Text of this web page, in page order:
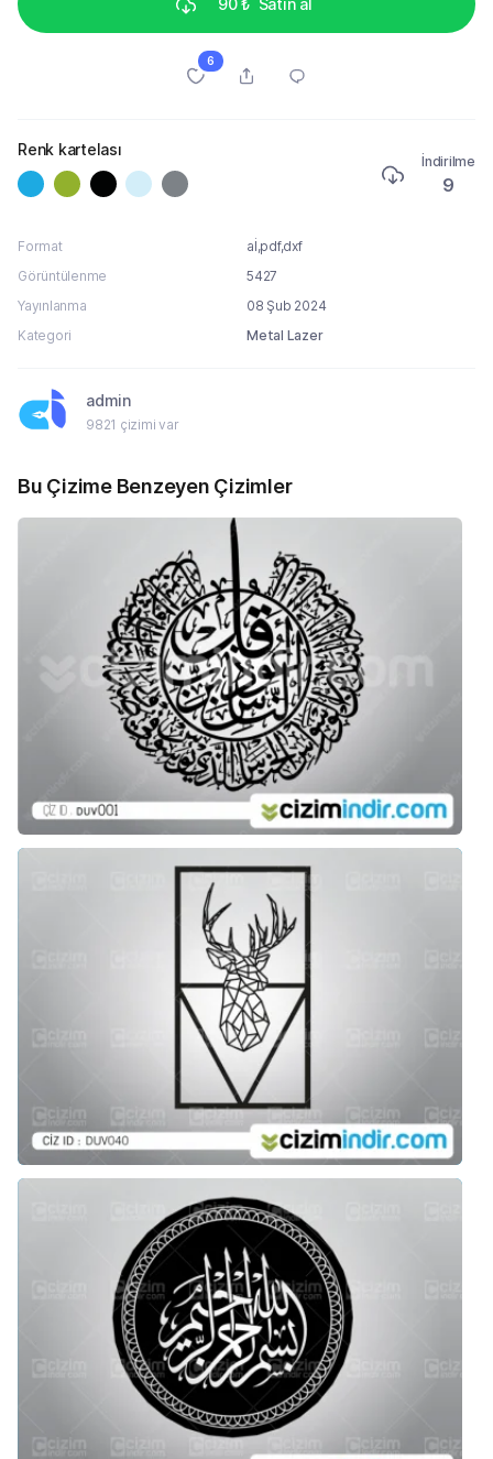
6
Renk kartelası
İndirilme
9
Format
aİ,pdf,dxf
Görüntülenme
5427
Yayınlanma
08 Şub 2024
Kategori
Metal Lazer
admin
9821 çizimi var
Bu Çizime Benzeyen Çizimler